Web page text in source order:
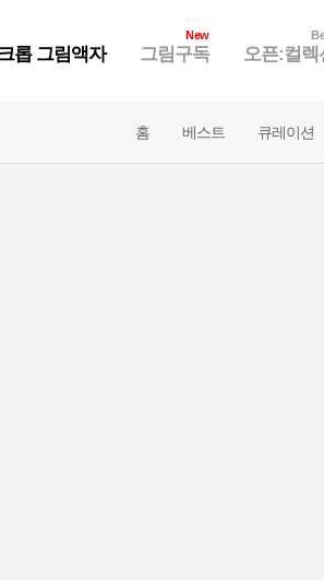
롭 그림액자
New
그림구독 오픈:컬렉
홈 베스트 큐레이션